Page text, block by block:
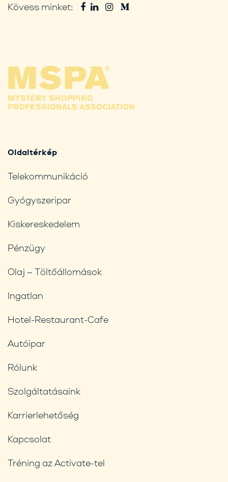
Kövess minket:
Oldaltérkép
Telekommunikáció
Gyógyszeripar
Kiskereskedelem
Pénzügy
Olaj – Töltőállomások
Ingatlan
Hotel-Restaurant-Cafe
Autóipar
Rólunk
Szolgáltatásaink
Karrierlehetőség
Kapcsolat
Tréning az Activate-tel